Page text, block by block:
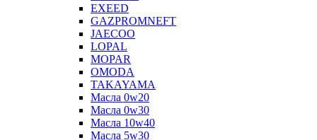
EXEED
GAZPROMNEFT
JAECOO
LOPAL
MOPAR
OMODA
TAKAYAMA
Масла 0w20
Масла 0w30
Масла 10w40
Масла 5w30